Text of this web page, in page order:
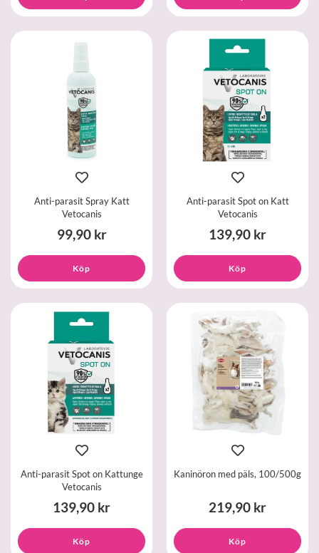
Anti-parasit Spray Katt
Vetocanis
99,90 kr
Köp
Anti-parasit Spot on Katt
Vetocanis
139,90 kr
Köp
Anti-parasit Spot on Kattunge
Vetocanis
139,90 kr
Köp
Kaninöron med päls, 100/500g
219,90 kr
Köp